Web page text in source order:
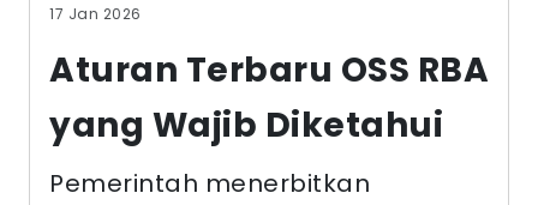
17 Jan 2026
Aturan Terbaru OSS RBA
yang Wajib Diketahui
Pemerintah menerbitkan